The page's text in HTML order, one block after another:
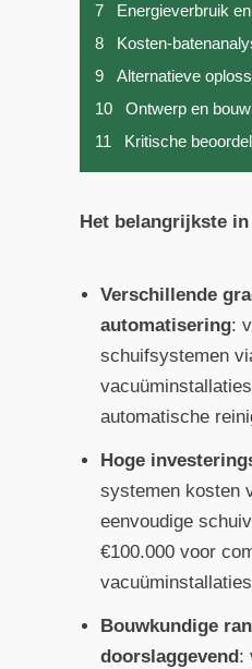
7
Energieverbruik
8
Kosten-
9
Alternatieve
10
Ontwerp en
11
Kritische
Het belangrijkste
Verschillende
automatisering:
schuifsystemen
automatische
Hoge
systemen kosten
eenvoudige
€100.000 voor
Bouwkundige
doorslaggevend: